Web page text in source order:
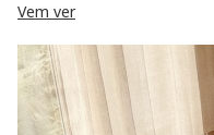
Vem ver